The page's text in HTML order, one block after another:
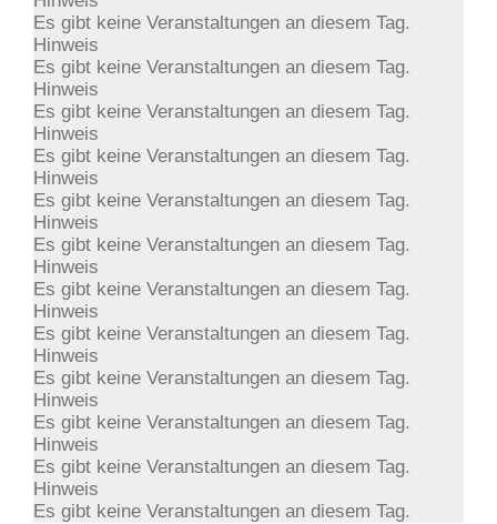
Es gibt keine Veranstaltungen an diesem Tag.
Hinweis
Es gibt keine Veranstaltungen an diesem Tag.
Hinweis
Es gibt keine Veranstaltungen an diesem Tag.
Hinweis
Es gibt keine Veranstaltungen an diesem Tag.
Hinweis
Es gibt keine Veranstaltungen an diesem Tag.
Hinweis
Es gibt keine Veranstaltungen an diesem Tag.
Hinweis
Es gibt keine Veranstaltungen an diesem Tag.
Hinweis
Es gibt keine Veranstaltungen an diesem Tag.
Hinweis
Es gibt keine Veranstaltungen an diesem Tag.
Hinweis
Es gibt keine Veranstaltungen an diesem Tag.
Hinweis
Es gibt keine Veranstaltungen an diesem Tag.
Hinweis
Es gibt keine Veranstaltungen an diesem Tag.